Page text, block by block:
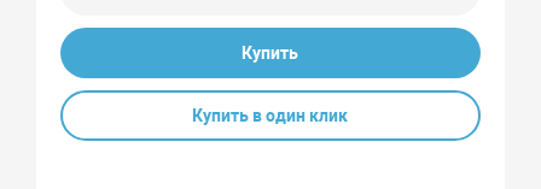
Купить
Купить в один клик